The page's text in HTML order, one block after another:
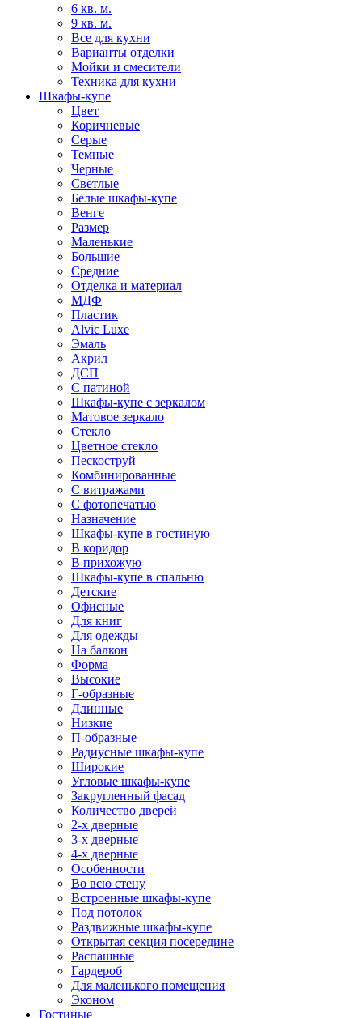
6 кв. м.
9 кв. м.
Все для кухни
Варианты отделки
Мойки и смесители
Техника для кухни
Шкафы-купе
Цвет
Коричневые
Серые
Темные
Черные
Светлые
Белые шкафы-купе
Венге
Размер
Маленькие
Большие
Средние
Отделка и материал
МДФ
Пластик
Alvic Luxe
Эмаль
Акрил
ДСП
С патиной
Шкафы-купе с зеркалом
Матовое зеркало
Стекло
Цветное стекло
Пескоструй
Комбинированные
С витражами
С фотопечатью
Назначение
Шкафы-купе в гостиную
В коридор
В прихожую
Шкафы-купе в спальню
Детские
Офисные
Для книг
Для одежды
На балкон
Форма
Высокие
Г-образные
Длинные
Низкие
П-образные
Радиусные шкафы-купе
Широкие
Угловые шкафы-купе
Закругленный фасад
Количество дверей
2-х дверные
3-х дверные
4-х дверные
Особенности
Во всю стену
Встроенные шкафы-купе
Под потолок
Раздвижные шкафы-купе
Открытая секция посередине
Распашные
Гардероб
Для маленького помещения
Эконом
Гостиные